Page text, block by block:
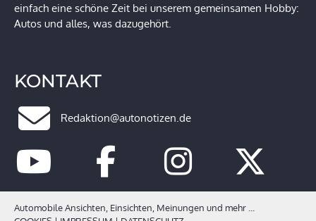
einfach eine schöne Zeit bei unserem gemeinsamen Hobby:
Autos und alles, was dazugehört.
KONTAKT
Redaktion@autonotizen.de
Automobile Ansichten, Einsichten, Meinungen und mehr ...